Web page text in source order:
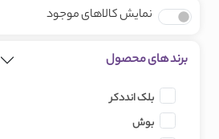
نمایش کالاهای موجود
برند های محصول
بلک انددکر
بوش